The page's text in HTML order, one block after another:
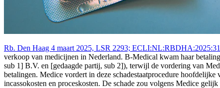
Rb. Den Haag 4 maart 2025, LSR 2293;
verkoop van medicijnen in Nederland. B-Medical kwam haar
sub 1] B.V. en [gedaagde partij, sub 2]), terwijl de vordering van
betalingen. Medice vordert in deze schadestaatprocedure
incassokosten en proceskosten. De schade zou volgens Medice